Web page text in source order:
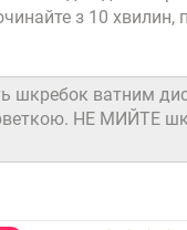
з 10
шкребок ватним
НЕ МИЙТЕ